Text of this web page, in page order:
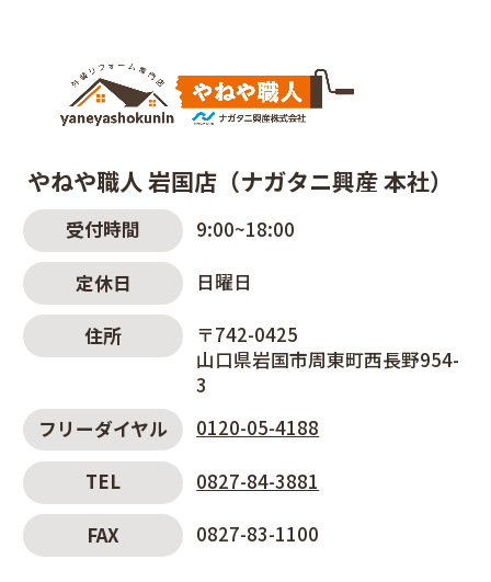
やねや職人 岩国店（ナガタニ興産 本社）
受付時間 9:00~18:00
定休日 日曜日
住所
〒742-0425
山口県岩国市周東町西長野954-
3
フリーダイヤル
0120-05-4188
TEL 0827-84-3881
FAX 0827-83-1100